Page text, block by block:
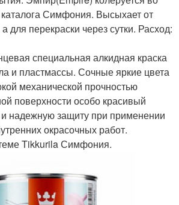
Симфония. Высыхает от
для перекраски через сутки. Расход:
специальная алкидная краска
и пластмассы. Сочные яркие цвета
механической прочностью
поверхности особо красивый
надежную защиту при применении
окрасочных работ.
Tikkurila Симфония.